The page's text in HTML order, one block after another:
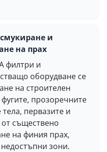
и
на прах
филтри и
оборудване се
на строителен
прозоречните
первазите и
от съществено
на финия прах,
зони.